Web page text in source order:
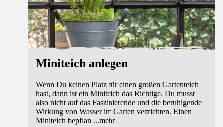
Miniteich anlegen
Wenn Du keinen Platz für einen großen Gartenteich
hast, dann ist ein Miniteich das Richtige. Du musst
also nicht auf das Faszinierende und die beruhigende
Wirkung von Wasser im Garten verzichten. Einen
Miniteich bepflan ...mehr